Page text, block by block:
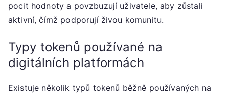
pocit hodnoty a povzbuzují uživatele, aby zůstali
aktivní, čímž podporují živou komunitu.
Typy tokenů používané na
digitálních platformách
Existuje několik typů tokenů běžně používaných na